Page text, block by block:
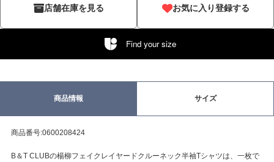
店舗在庫を見る お気に入り登録する
Find your size
商品情報 サイズ
商品番号:0600208424
B＆T CLUBの楊柳フェイクレイヤードクルーネック半袖Tシャツは、一枚で